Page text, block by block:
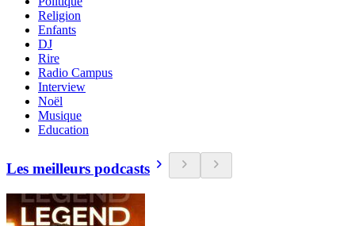
Religion
Enfants
DJ
Rire
Radio Campus
Interview
Noël
Musique
Education
Les meilleurs podcasts